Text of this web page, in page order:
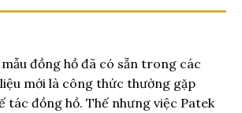
đồng hồ đã có sẵn trong các
mới là công thức thường gặp
tác đồng hồ. Thế nhưng việc Patek